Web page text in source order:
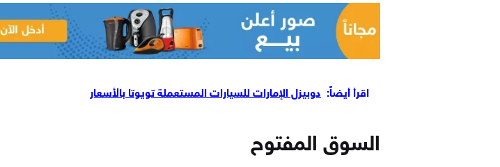
اقرأ أيضاً: دوبيزل الإمارات للسيارات المستعملة تويوتا بالأسعار
السوق المفتوح